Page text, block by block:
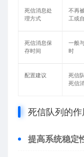
死信消息处
理方式
不再
工或
死信消息保
存时间
一般
时
配置建议
死信
死信
死信队列的作
提高系统稳定